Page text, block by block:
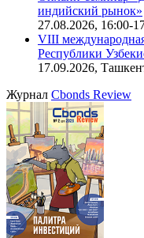
Онлайн-семинар
офисную
11.08.2026, 16:30-
Онлайн-семинар
индийский рынок»
VIII
Республики
17.09.2026, Ташкент
ЖурналCbonds Review